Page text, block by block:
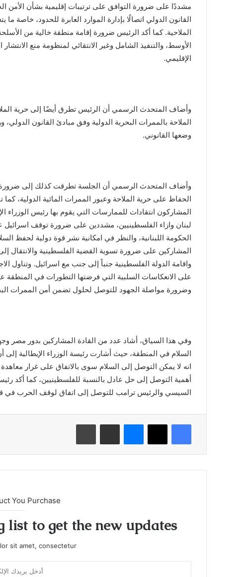
مشددًا على ضرورة التوافق على ترتيبات إقليمية بشأن الأمن
القانون الدولي اتصالًا بإدارة الموارد العابرة للحدود، خاصة
الملاحية. كما أكد الرئيس ضرورة إقامة منطقة خالية من
الأوسط، والتنفيذ الشامل وغير الانتقائي لمنظومة منع
الإقليمي.
وأضاف المتحدث الرسمي أن الرئيس تطرق أيضًا إلى حرية
الملاحة بالممرات البحرية الدولية وفق مبادئ القانون
وضعها القانوني.
وأضاف المتحدث الرسمي أن الجلسة تطرقت كذلك إلى
الحفاظ على حرية الملاحة وعبور الممرات المائية الدولية،
المشاركون انتقادات للممارسات التي يقوم بها رئيس
لبنان وازاء الفلسطينيين، مشددين على ضرورة توقف
الحكومة اللبنانية، والنظر في امكانية نشر قوة دولية لحفظ
المشاركين على ضرورة تسوية القضية الفلسطينية والانتقال
واقامة الدولة الفلسطينية جنباً إلى جنب مع اسرائيل. وتناول
على الانعكاسات السلبية التي فرضتها التطورات في المنطقة
وضرورة مواصلة الجهود للتوصل لحلول تضمن أمن الممرات
وفي هذا السياق، أشاد عدد من القادة المشاركين بدور مصر
السلام في المنطقة، حيث أشارت رئيسة الوزراء الإيطالية
انه لا يمكن التوصل إلى السلام سوى بالاتفاق على غرار
أهمية التوصل إلى حل عادل بالنسبة للفلسطينيين، كما أكد
السيسي والرئيس ترامب للتوصل إلى اتفاق لوقف الحرب في
فيسبوك X ماسنجر مشاركة عبر البريد طباعة
You Purchase
list to get the new updates!
sit amet, consectetur.